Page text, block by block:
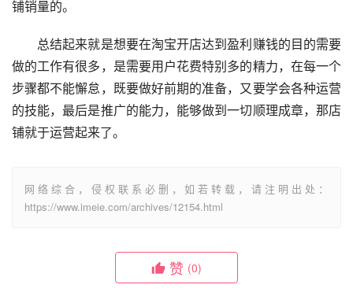
铺销量的。
总结起来就是想要在淘宝开店达到盈利赚钱的目的需要
做的工作有很多，是需要用户花费特别多的精力，在每一个
步骤都不能懈怠，既要做好前期的准备，又要学会各种运营
的技能，最后是推广的能力，能够做到一切顺理成章，那店
铺就于运营起来了。
网络综合，侵权联系必删，如若转载，请注明出处：
https://www.imeie.com/archives/12154.html
赞 (0)